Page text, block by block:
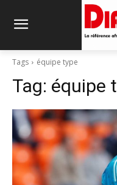
Tags équipe type
Tag: équipe